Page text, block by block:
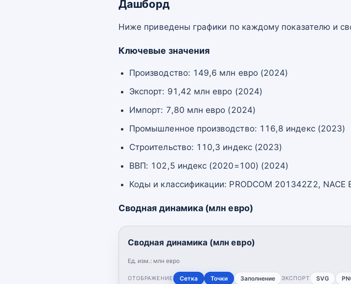
Дашборд
Ниже приведены графики по каждому показателю и
Ключевые значения
Производство: 149,6 млн евро (2024)
Экспорт: 91,42 млн евро (2024)
Импорт: 7,80 млн евро (2024)
Промышленное производство: 116,8 индекс (2023)
Строительство: 110,3 индекс (2023)
ВВП: 102,5 индекс (2020=100) (2024)
Коды и классификации: PRODCOM 201342Z2, NACE
Сводная динамика (млн евро)
Сводная динамика (млн евро)
Ед. изм.: млн евро
ОТОБРАЖЕНИЕ Сетка Точки Заполнение ЭКСПОРТ SVG